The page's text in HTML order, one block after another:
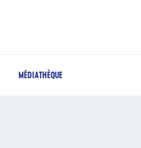
MÉDIATHÈQUE